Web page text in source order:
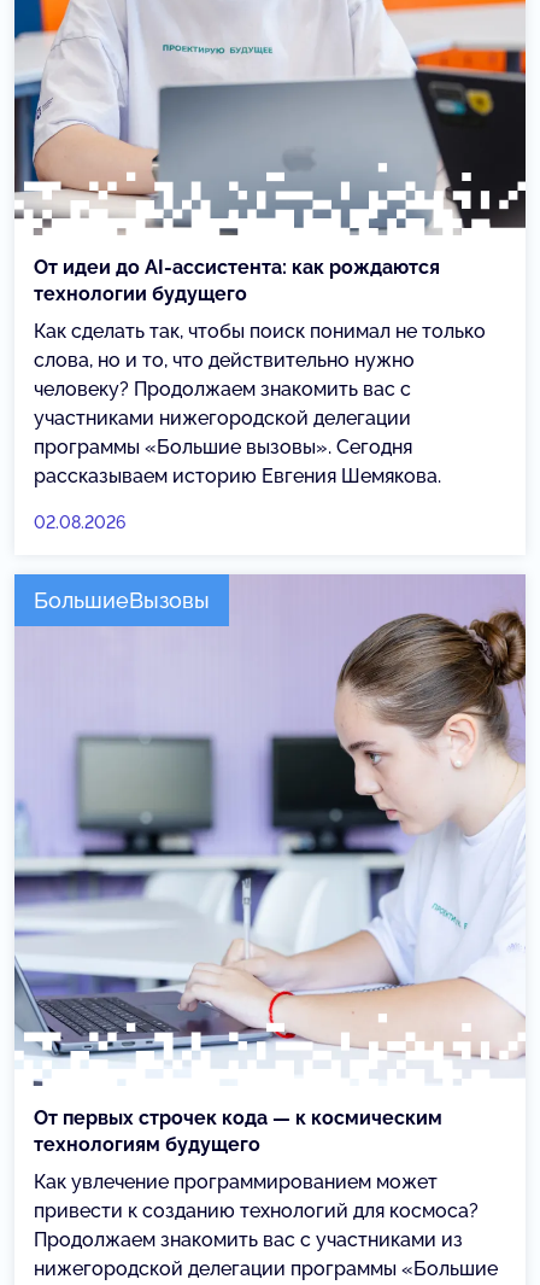
От идеи до AI-ассистента: как рождаются
технологии будущего
Как сделать так, чтобы поиск понимал не только
слова, но и то, что действительно нужно
человеку? Продолжаем знакомить вас с
участниками нижегородской делегации
программы «Большие вызовы». Сегодня
рассказываем историю Евгения Шемякова.
02.08.2026
БольшиеВызовы
От первых строчек кода — к космическим
технологиям будущего
Как увлечение программированием может
привести к созданию технологий для космоса?
Продолжаем знакомить вас с участниками из
нижегородской делегации программы «Большие